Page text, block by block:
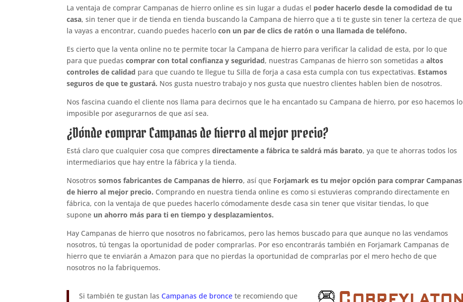
La ventaja de comprar Campanas de hierro online es sin lugar a dudas el poder hacerlo desde la comodidad de tu
casa, sin tener que ir de tienda en tienda buscando la Campana de hierro que a ti te guste sin tener la certeza de que
la vayas a encontrar, cuando puedes hacerlocon un par de clics de ratón o una llamada de teléfono.
Es cierto que la venta online no te permite tocar la Campana de hierro para verificar la calidad de esta, por lo que
para que puedascomprar con total confianza y seguridad, nuestras Campanas de hierro son sometidas aaltos
controles de calidad para que cuando te llegue tu Silla de forja a casa esta cumpla con tus expectativas. Estamos
seguros de que te gustará. Nos gusta nuestro trabajo y nos gusta que nuestro clientes hablen bien de nosotros.
Nos fascina cuando el cliente nos llama para decirnos que le ha encantado su Campana de hierro, por eso hacemos lo
imposible por asegurarnos de que así sea.
¿Dónde comprar Campanas de hierro al mejor precio?
Está claro que cualquier cosa que compresdirectamente a fábrica te saldrá más barato, ya que te ahorras todos los
intermediarios que hay entre la fábrica y la tienda.
Nosotrossomos fabricantes de Campanas de hierro, así que Forjamark es tu mejor opción para comprar Campanas
de hierro al mejor precio. Comprando en nuestra tienda online es como si estuvieras comprando directamente en
fábrica, con la ventaja de que puedes hacerlo cómodamente desde casa sin tener que visitar tiendas, lo que
supone un ahorro más para ti en tiempo y desplazamientos.
Hay Campanas de hierro que nosotros no fabricamos, pero las hemos buscado para que aunque no las vendamos
nosotros, tú tengas la oportunidad de poder comprarlas. Por eso encontrarás también en Forjamark Campanas de
hierro que te enviarán a Amazon para que no pierdas la oportunidad de comprarlas por el mero hecho de que
nosotros no la fabriquemos.
Si también te gustan lasCampanas de bronce te recomiendo que